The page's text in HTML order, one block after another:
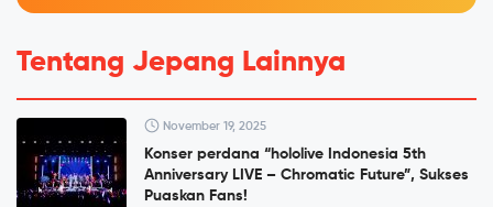
Tentang Jepang Lainnya
November 19, 2025
Konser perdana “hololive Indonesia 5th
Anniversary LIVE – Chromatic Future”, Sukses
Puaskan Fans!